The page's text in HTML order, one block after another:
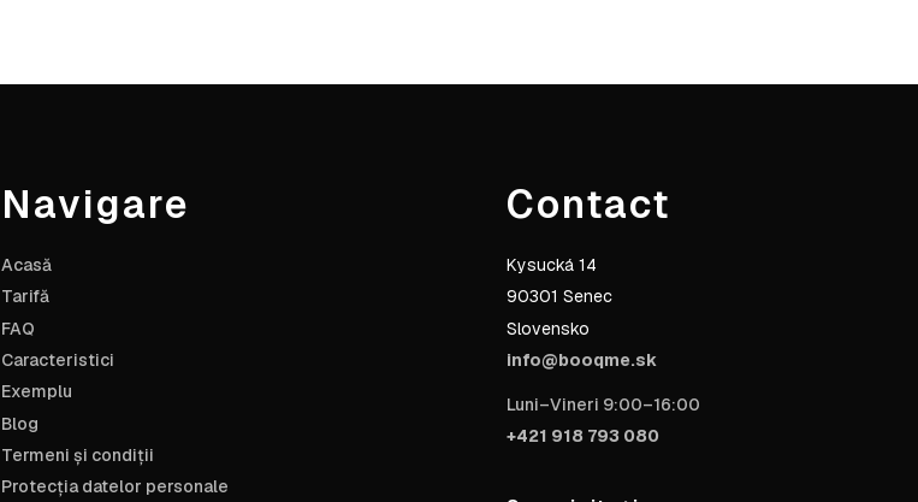
Navigare
Acasă
Tarifă
FAQ
Caracteristici
Exemplu
Blog
Termeni și condiții
Protecția datelor personale
Contact
Kysucká 14
90301 Senec
Slovensko
info@booqme.sk
Luni–Vineri 9:00–16:00
+421 918 793 080